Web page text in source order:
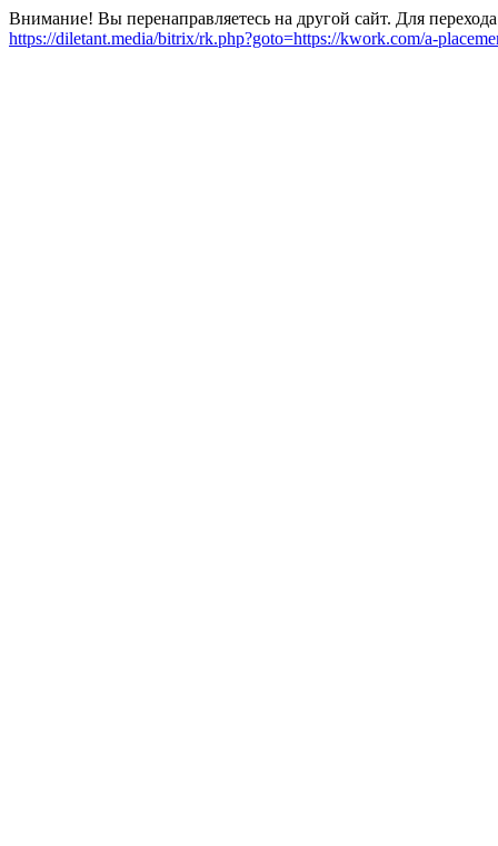
Внимание! Вы перенаправляетесь на другой сайт. Для
https://diletant.media/bitrix/rk.php?goto=https://kwork.com/a-